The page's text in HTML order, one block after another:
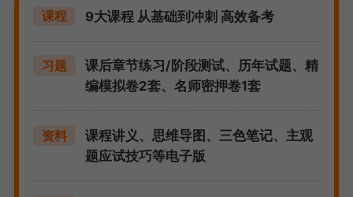
课程 9大课程 从基础到冲刺 高效备考
习题
课后章节练习/阶段测试、历年试题、精
编模拟卷2套、名师密押卷1套
资料
课程讲义、思维导图、三色笔记、主观
题应试技巧等电子版